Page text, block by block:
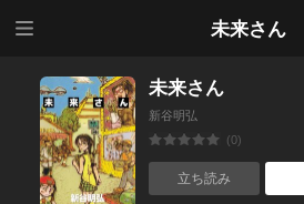
未来さん
未来さん
新谷明弘
(0)
立ち読み